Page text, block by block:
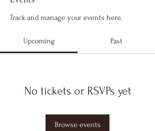
Track and manage your events here.
Upcoming Past
No tickets or RSVPs yet
Browse events